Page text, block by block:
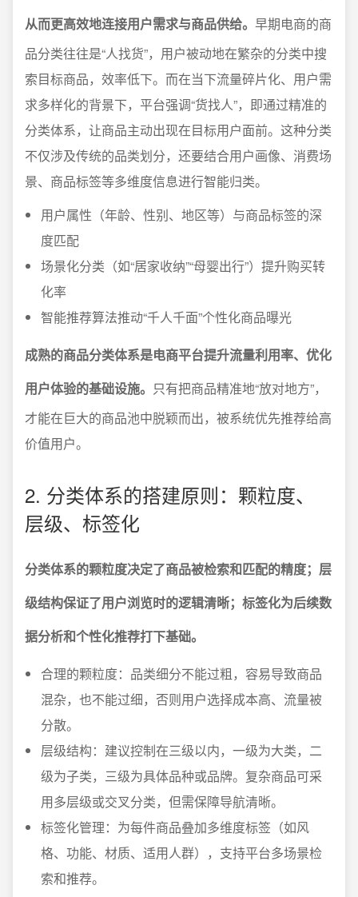
从而更高效地连接用户需求与商品供给。 早期电商的商
品分类往往是“人找货”，用户被动地在繁杂的分类中搜
索目标商品，效率低下。而在当下流量碎片化、用户需
求多样化的背景下，平台强调“货找人”，即通过精准的
分类体系，让商品主动出现在目标用户面前。这种分类
不仅涉及传统的品类划分，还要结合用户画像、消费场
景、商品标签等多维度信息进行智能归类。
用户属性（年龄、性别、地区等）与商品标签的深
度匹配
场景化分类（如“居家收纳”“母婴出行”）提升购买转
化率
智能推荐算法推动“千人千面”个性化商品曝光
成熟的商品分类体系是电商平台提升流量利用率、优化
用户体验的基础设施。 只有把商品精准地“放对地方”，
才能在巨大的商品池中脱颖而出，被系统优先推荐给高
价值用户。
2. 分类体系的搭建原则：颗粒度、
层级、标签化
分类体系的颗粒度决定了商品被检索和匹配的精度；层
级结构保证了用户浏览时的逻辑清晰；标签化为后续数
据分析和个性化推荐打下基础。
合理的颗粒度：品类细分不能过粗，容易导致商品
混杂，也不能过细，否则用户选择成本高、流量被
分散。
层级结构：建议控制在三级以内，一级为大类，二
级为子类，三级为具体品种或品牌。复杂商品可采
用多层级或交叉分类，但需保障导航清晰。
标签化管理：为每件商品叠加多维度标签（如风
格、功能、材质、适用人群），支持平台多场景检
索和推荐。